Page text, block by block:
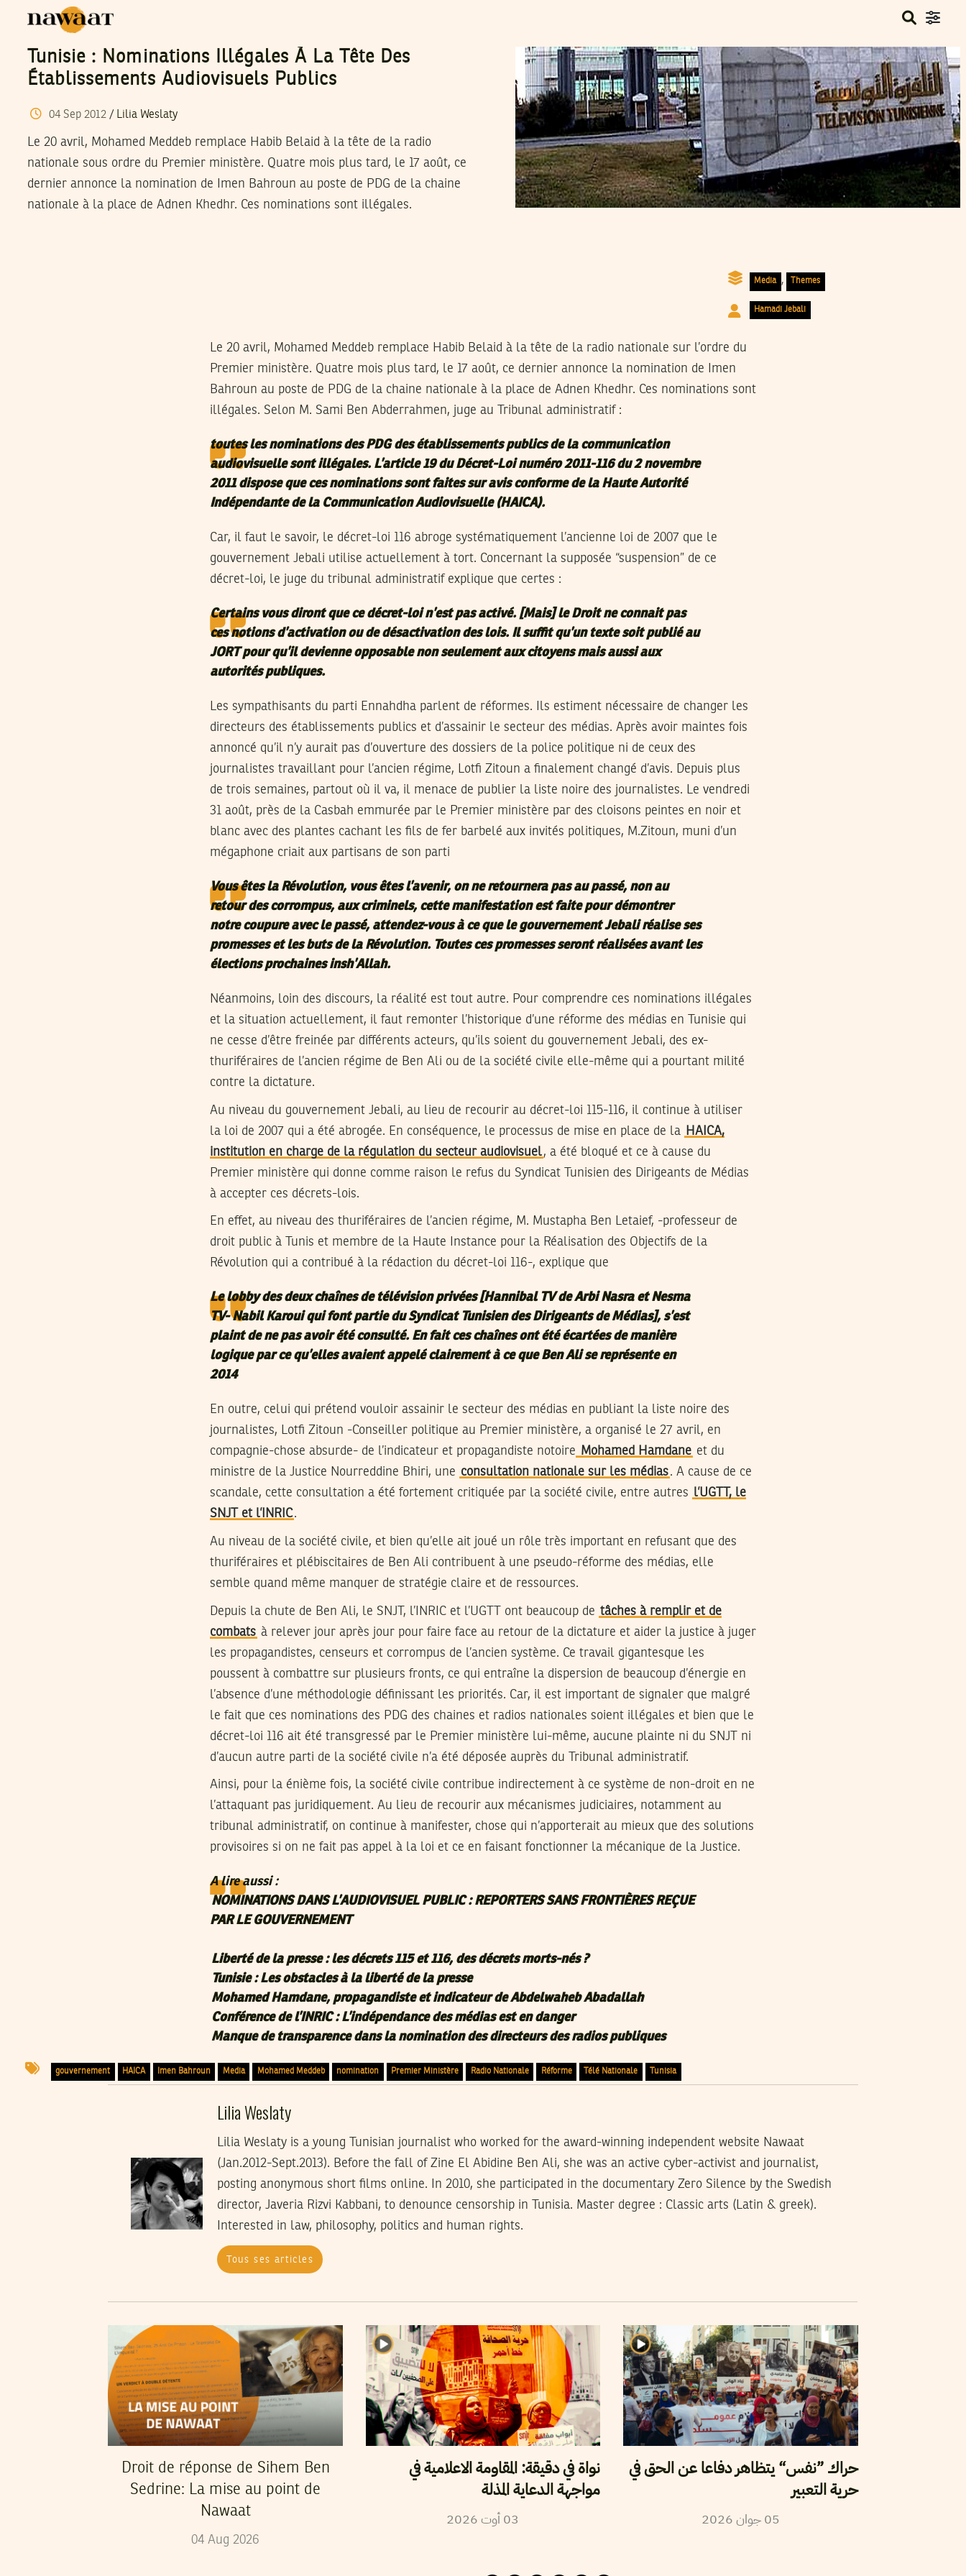
Tunisie : Nominations Illégales À La Tête Des
Établissements Audiovisuels Publics
04 Sep 2012/ Lilia Weslaty
Le 20 avril, Mohamed Meddeb remplace Habib Belaid à la tête de la radio
nationale sous ordre du Premier ministère. Quatre mois plus tard, le 17 août, ce
dernier annonce la nomination de Imen Bahroun au poste de PDG de la chaine
nationale à la place de Adnen Khedhr. Ces nominations sont illégales.
Media , Themes
Hamadi Jebali
Le 20 avril, Mohamed Meddeb remplace Habib Belaid à la tête de la radio nationale sur l’ordre du
Premier ministère. Quatre mois plus tard, le 17 août, ce dernier annonce la nomination de Imen
Bahroun au poste de PDG de la chaine nationale à la place de Adnen Khedhr. Ces nominations sont
illégales. Selon M. Sami Ben Abderrahmen, juge au Tribunal administratif :
toutes les nominations des PDG des établissements publics de la communication
audiovisuelle sont illégales. L’article 19 du Décret-Loi numéro 2011-116 du 2 novembre
2011 dispose que ces nominations sont faites sur avis conforme de la Haute Autorité
Indépendante de la Communication Audiovisuelle (HAICA).
Car, il faut le savoir, le décret-loi 116 abroge systématiquement l’ancienne loi de 2007 que le
gouvernement Jebali utilise actuellement à tort. Concernant la supposée “suspension” de ce
décret-loi, le juge du tribunal administratif explique que certes :
Certains vous diront que ce décret-loi n’est pas activé. [Mais] le Droit ne connait pas
ces notions d’activation ou de désactivation des lois. Il suffit qu’un texte soit publié au
JORT pour qu’il devienne opposable non seulement aux citoyens mais aussi aux
autorités publiques.
Les sympathisants du parti Ennahdha parlent de réformes. Ils estiment nécessaire de changer les
directeurs des établissements publics et d’assainir le secteur des médias. Après avoir maintes fois
annoncé qu’il n’y aurait pas d’ouverture des dossiers de la police politique ni de ceux des
journalistes travaillant pour l’ancien régime, Lotfi Zitoun a finalement changé d’avis. Depuis plus
de trois semaines, partout où il va, il menace de publier la liste noire des journalistes. Le vendredi
31 août, près de la Casbah emmurée par le Premier ministère par des cloisons peintes en noir et
blanc avec des plantes cachant les fils de fer barbelé aux invités politiques, M.Zitoun, muni d’un
mégaphone criait aux partisans de son parti
Vous êtes la Révolution, vous êtes l’avenir, on ne retournera pas au passé, non au
retour des corrompus, aux criminels, cette manifestation est faite pour démontrer
notre coupure avec le passé, attendez-vous à ce que le gouvernement Jebali réalise ses
promesses et les buts de la Révolution. Toutes ces promesses seront réalisées avant les
élections prochaines insh’Allah.
Néanmoins, loin des discours, la réalité est tout autre. Pour comprendre ces nominations illégales
et la situation actuellement, il faut remonter l’historique d’une réforme des médias en Tunisie qui
ne cesse d’être freinée par différents acteurs, qu’ils soient du gouvernement Jebali, des ex-
thuriféraires de l’ancien régime de Ben Ali ou de la société civile elle-même qui a pourtant milité
contre la dictature.
Au niveau du gouvernement Jebali, au lieu de recourir au décret-loi 115-116, il continue à utiliser
la loi de 2007 qui a été abrogée. En conséquence, le processus de mise en place de la HAICA,
institution en charge de la régulation du secteur audiovisuel, a été bloqué et ce à cause du
Premier ministère qui donne comme raison le refus du Syndicat Tunisien des Dirigeants de Médias
à accepter ces décrets-lois.
En effet, au niveau des thuriféraires de l’ancien régime, M. Mustapha Ben Letaief, -professeur de
droit public à Tunis et membre de la Haute Instance pour la Réalisation des Objectifs de la
Révolution qui a contribué à la rédaction du décret-loi 116-, explique que
Le lobby des deux chaînes de télévision privées [Hannibal TV de Arbi Nasra et Nesma
TV- Nabil Karoui qui font partie du Syndicat Tunisien des Dirigeants de Médias], s’est
plaint de ne pas avoir été consulté. En fait ces chaînes ont été écartées de manière
logique par ce qu’elles avaient appelé clairement à ce que Ben Ali se représente en
2014
En outre, celui qui prétend vouloir assainir le secteur des médias en publiant la liste noire des
journalistes, Lotfi Zitoun -Conseiller politique au Premier ministère, a organisé le 27 avril, en
compagnie-chose absurde- de l’indicateur et propagandiste notoire Mohamed Hamdane et du
ministre de la Justice Nourreddine Bhiri, une consultation nationale sur les médias. A cause de ce
scandale, cette consultation a été fortement critiquée par la société civile, entre autres l’UGTT, le
SNJT et l’INRIC.
Au niveau de la société civile, et bien qu’elle ait joué un rôle très important en refusant que des
thuriféraires et plébiscitaires de Ben Ali contribuent à une pseudo-réforme des médias, elle
semble quand même manquer de stratégie claire et de ressources.
Depuis la chute de Ben Ali, le SNJT, l’INRIC et l’UGTT ont beaucoup de tâches à remplir et de
combats à relever jour après jour pour faire face au retour de la dictature et aider la justice à juger
les propagandistes, censeurs et corrompus de l’ancien système. Ce travail gigantesque les
poussent à combattre sur plusieurs fronts, ce qui entraîne la dispersion de beaucoup d’énergie en
l’absence d’une méthodologie définissant les priorités. Car, il est important de signaler que malgré
le fait que ces nominations des PDG des chaines et radios nationales soient illégales et bien que le
décret-loi 116 ait été transgressé par le Premier ministère lui-même, aucune plainte ni du SNJT ni
d’aucun autre parti de la société civile n’a été déposée auprès du Tribunal administratif.
Ainsi, pour la énième fois, la société civile contribue indirectement à ce système de non-droit en ne
l’attaquant pas juridiquement. Au lieu de recourir aux mécanismes judiciaires, notamment au
tribunal administratif, on continue à manifester, chose qui n’apporterait au mieux que des solutions
provisoires si on ne fait pas appel à la loi et ce en faisant fonctionner la mécanique de la Justice.
A lire aussi :
NOMINATIONS DANS L’AUDIOVISUEL PUBLIC : REPORTERS SANS FRONTIÈRES REÇUE
PAR LE GOUVERNEMENT
Liberté de la presse : les décrets 115 et 116, des décrets morts-nés ?
Tunisie : Les obstacles à la liberté de la presse
Mohamed Hamdane, propagandiste et indicateur de Abdelwaheb Abadallah
Conférence de l’INRIC : L’indépendance des médias est en danger
Manque de transparence dans la nomination des directeurs des radios publiques
gouvernement HAICA Imen Bahroun Media Mohamed Meddeb nomination Premier Ministère Radio Nationale Réforme Télé Nationale Tunisia
Lilia Weslaty
Lilia Weslaty is a young Tunisian journalist who worked for the award-winning independent website Nawaat
(Jan.2012-Sept.2013). Before the fall of Zine El Abidine Ben Ali, she was an active cyber-activist and journalist,
posting anonymous short films online. In 2010, she participated in the documentary Zero Silence by the Swedish
director, Javeria Rizvi Kabbani, to denounce censorship in Tunisia. Master degree : Classic arts (Latin & greek).
Interested in law, philosophy, politics and human rights.
Tous ses articles
Droit de réponse de Sihem Ben
Sedrine: La mise au point de
Nawaat
04 Aug 2026
نواة في دقيقة: المقاومة الاعلامية في
مواجهة الدعاية المذلة
03أوت 2026
حراك ”نفس“ يتظاهر دفاعا عن الحق في
حرية التعبير
05جوان2026